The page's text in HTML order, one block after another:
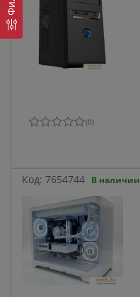
(0)
Код: 7654744 В наличии